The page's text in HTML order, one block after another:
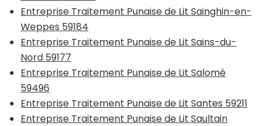
Entreprise Traitement Punaise de Lit Sainghin-en-
Weppes 59184
Entreprise Traitement Punaise de Lit Sains-du-
Nord 59177
Entreprise Traitement Punaise de Lit Salomé
59496
Entreprise Traitement Punaise de Lit Santes 59211
Entreprise Traitement Punaise de Lit Saultain